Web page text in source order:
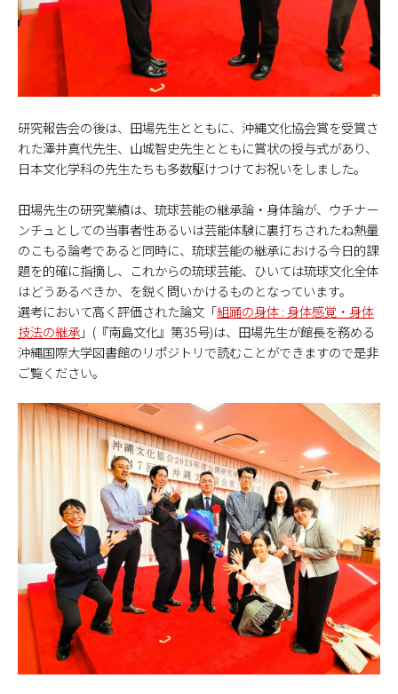
研究報告会の後は、田場先生とともに、沖縄文化協会賞を受賞さ
れた澤井真代先生、山城智史先生とともに賞状の授与式があり、
日本文化学科の先生たちも多数駆けつけてお祝いをしました。
田場先生の研究業績は、琉球芸能の継承論・身体論が、ウチナー
ンチュとしての当事者性あるいは芸能体験に裏打ちされたね熱量
のこもる論考であると同時に、琉球芸能の継承における今日的課
題を的確に指摘し、これからの琉球芸能、ひいては琉球文化全体
はどうあるべきか、を鋭く問いかけるものとなっています。
選考において高く評価された論文「組踊の身体 : 身体感覚・身体
技法の継承」(『南島文化』第35号)は、田場先生が館長を務める
沖縄国際大学図書館のリポジトリで読むことができますので是非
ご覧ください。